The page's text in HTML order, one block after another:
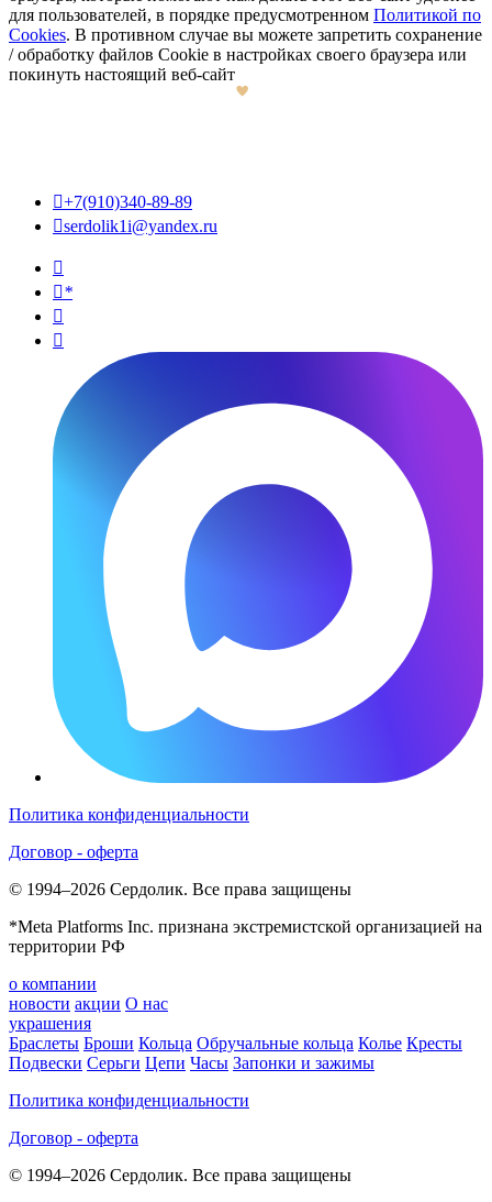
для пользователей, в порядке предусмотренном Политикой по
Cookies. В противном случае вы можете запретить сохранение
/ обработку файлов Cookie в настройках своего браузера или
покинуть настоящий веб-сайт
+7(910)340-89-89
serdolik1i@yandex.ru

*


Политика конфиденциальности
Договор - оферта
© 1994–2026 Сердолик. Все права защищены
*Meta Platforms Inc. признана экстремистской организацией на
территории РФ
о компании
новости акции О нас
украшения
Браслеты Броши Кольца Обручальные кольца Колье Кресты
Подвески Серьги Цепи Часы Запонки и зажимы
Политика конфиденциальности
Договор - оферта
© 1994–2026 Сердолик. Все права защищены